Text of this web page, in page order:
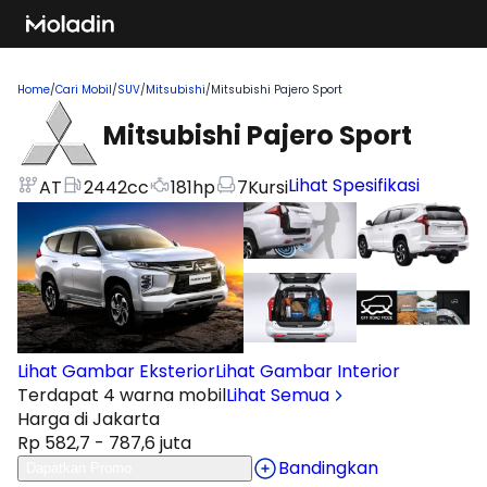
Home/Cari Mobil/SUV/Mitsubishi/Mitsubishi Pajero Sport
Mitsubishi Pajero Sport
AT 2442cc 181hp 7KursiLihat Spesifikasi
Lihat Gambar EksteriorLihat Gambar Interior
Terdapat 4 warna mobilLihat Semua
Harga di Jakarta
Rp 582,7 - 787,6 juta
Bandingkan